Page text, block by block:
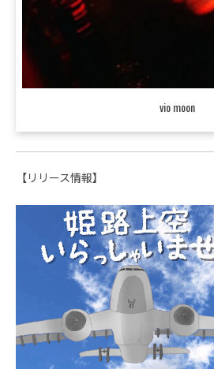
vio moon
【リリース情報】